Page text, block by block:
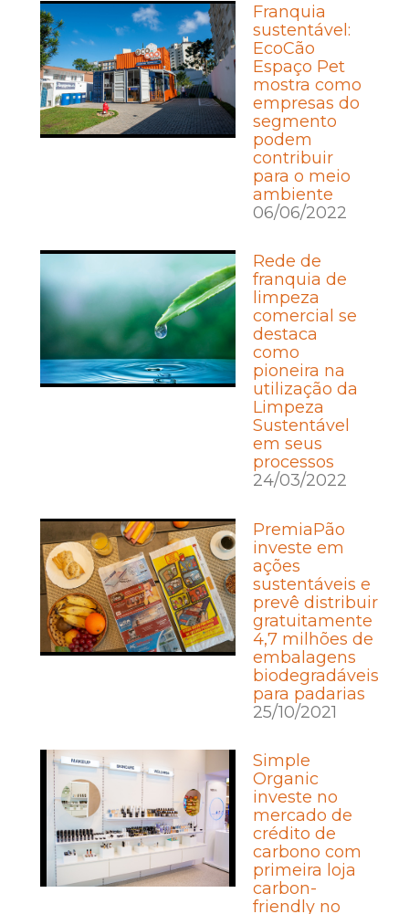
Franquia
sustentável:
EcoCão
Espaço Pet
mostra como
empresas do
segmento
podem
contribuir
para o meio
ambiente
06/06/2022
Rede de
franquia de
limpeza
comercial se
destaca
como
pioneira na
utilização da
Limpeza
Sustentável
em seus
processos
24/03/2022
PremiaPão
investe em
ações
sustentáveis e
prevê distribuir
gratuitamente
4,7 milhões de
embalagens
biodegradáveis
para padarias
25/10/2021
Simple
Organic
investe no
mercado de
crédito de
carbono com
primeira loja
carbon-
friendly no